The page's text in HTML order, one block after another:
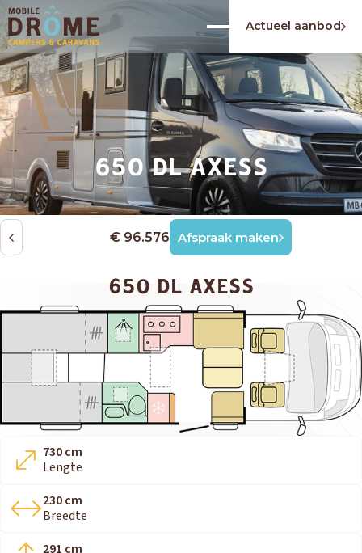
Actueel aanbod
650 DL AXESS
€ 96.576 Afspraak maken
650 DL AXESS
730 cm
Lengte
230 cm
Breedte
291 cm